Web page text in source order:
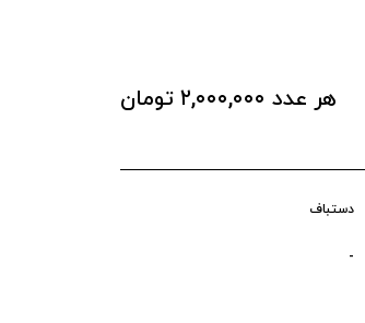
هر عدد ۲,۰۰۰,۰۰۰ تومان
دستباف
-